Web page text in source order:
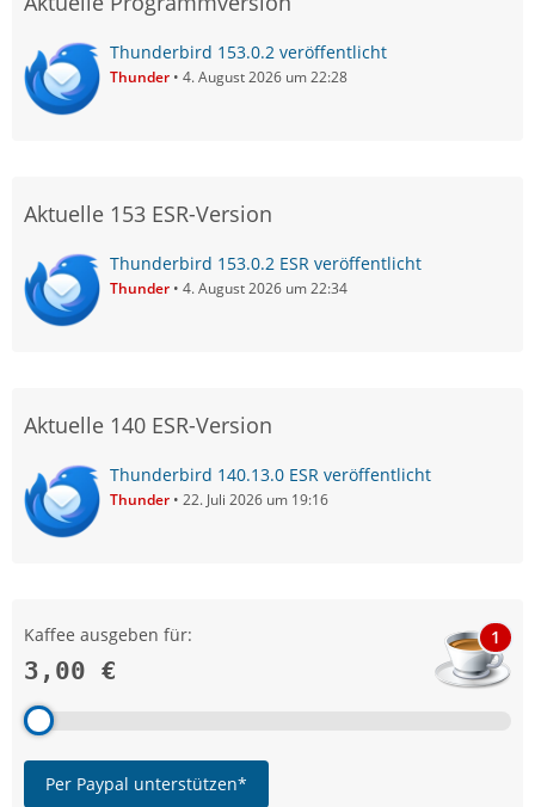
Thunderbird 153.0.2 veröffentlicht
Thunder 4. August 2026 um 22:28
Aktuelle 153 ESR-Version
Thunderbird 153.0.2 ESR veröffentlicht
Thunder 4. August 2026 um 22:34
Aktuelle 140 ESR-Version
Thunderbird 140.13.0 ESR veröffentlicht
Thunder 22. Juli 2026 um 19:16
Kaffee ausgeben für:
3,00 €
1
Per Paypal unterstützen*